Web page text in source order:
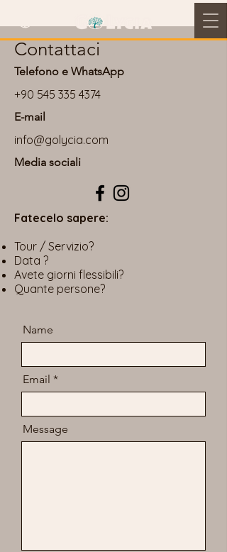
Contattaci
Telefono e WhatsApp
+90 545 335 4374
E-mail
info@golycia.com
Media sociali
Fatecelo sapere:
Tour / Servizio?
Data ?
Avete giorni flessibili?
Quante persone?
Name
Email
Message